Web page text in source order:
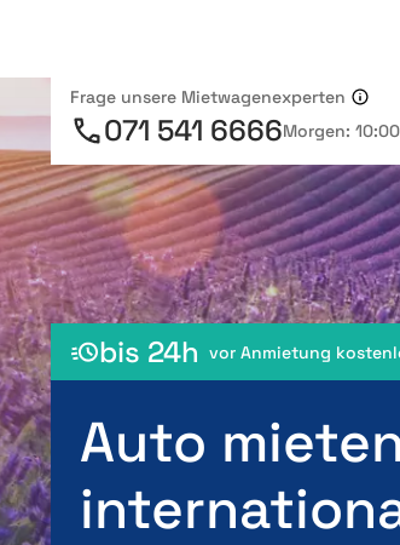
Frage unsere Mietwagenexperten
071 541 6666Morgen:
bis 24h vor Anmietung
Auto